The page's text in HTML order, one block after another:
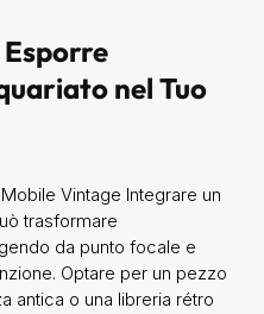
nel Tuo
Vintage Integrare un
trasformare
da punto focale e
Optare per un pezzo
antica o una libreria rétro